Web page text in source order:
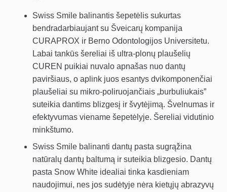
Swiss Smile balinantis šepetėlis sukurtas
bendradarbiaujant su Šveicarų kompanija
CURAPROX ir Berno Odontologijos Universitetu.
Labai tankūs šereliai iš ultra-plonų plaušelių
CUREN puikiai nuvalo apnašas nuo dantų
paviršiaus, o aplink juos esantys dvikomponenčiai
plaušeliai su mikro-poliruojančiais „burbuliukais”
suteikia dantims blizgesį ir švytėjimą. Švelnumas ir
efektyvumas viename šepetėlyje. Šereliai vidutinio
minkštumo.
Swiss Smile balinanti dantų pasta sugrąžina
natūralų dantų baltumą ir suteikia blizgesio. Dantų
pasta Snow White idealiai tinka kasdieniam
naudojimui, nes jos sudėtyje nėra kietųjų abrazyvų